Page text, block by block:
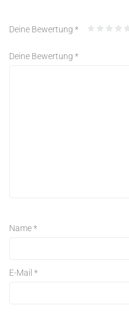
Deine Bewertung *
Deine Bewertung *
Name*
E-Mail *